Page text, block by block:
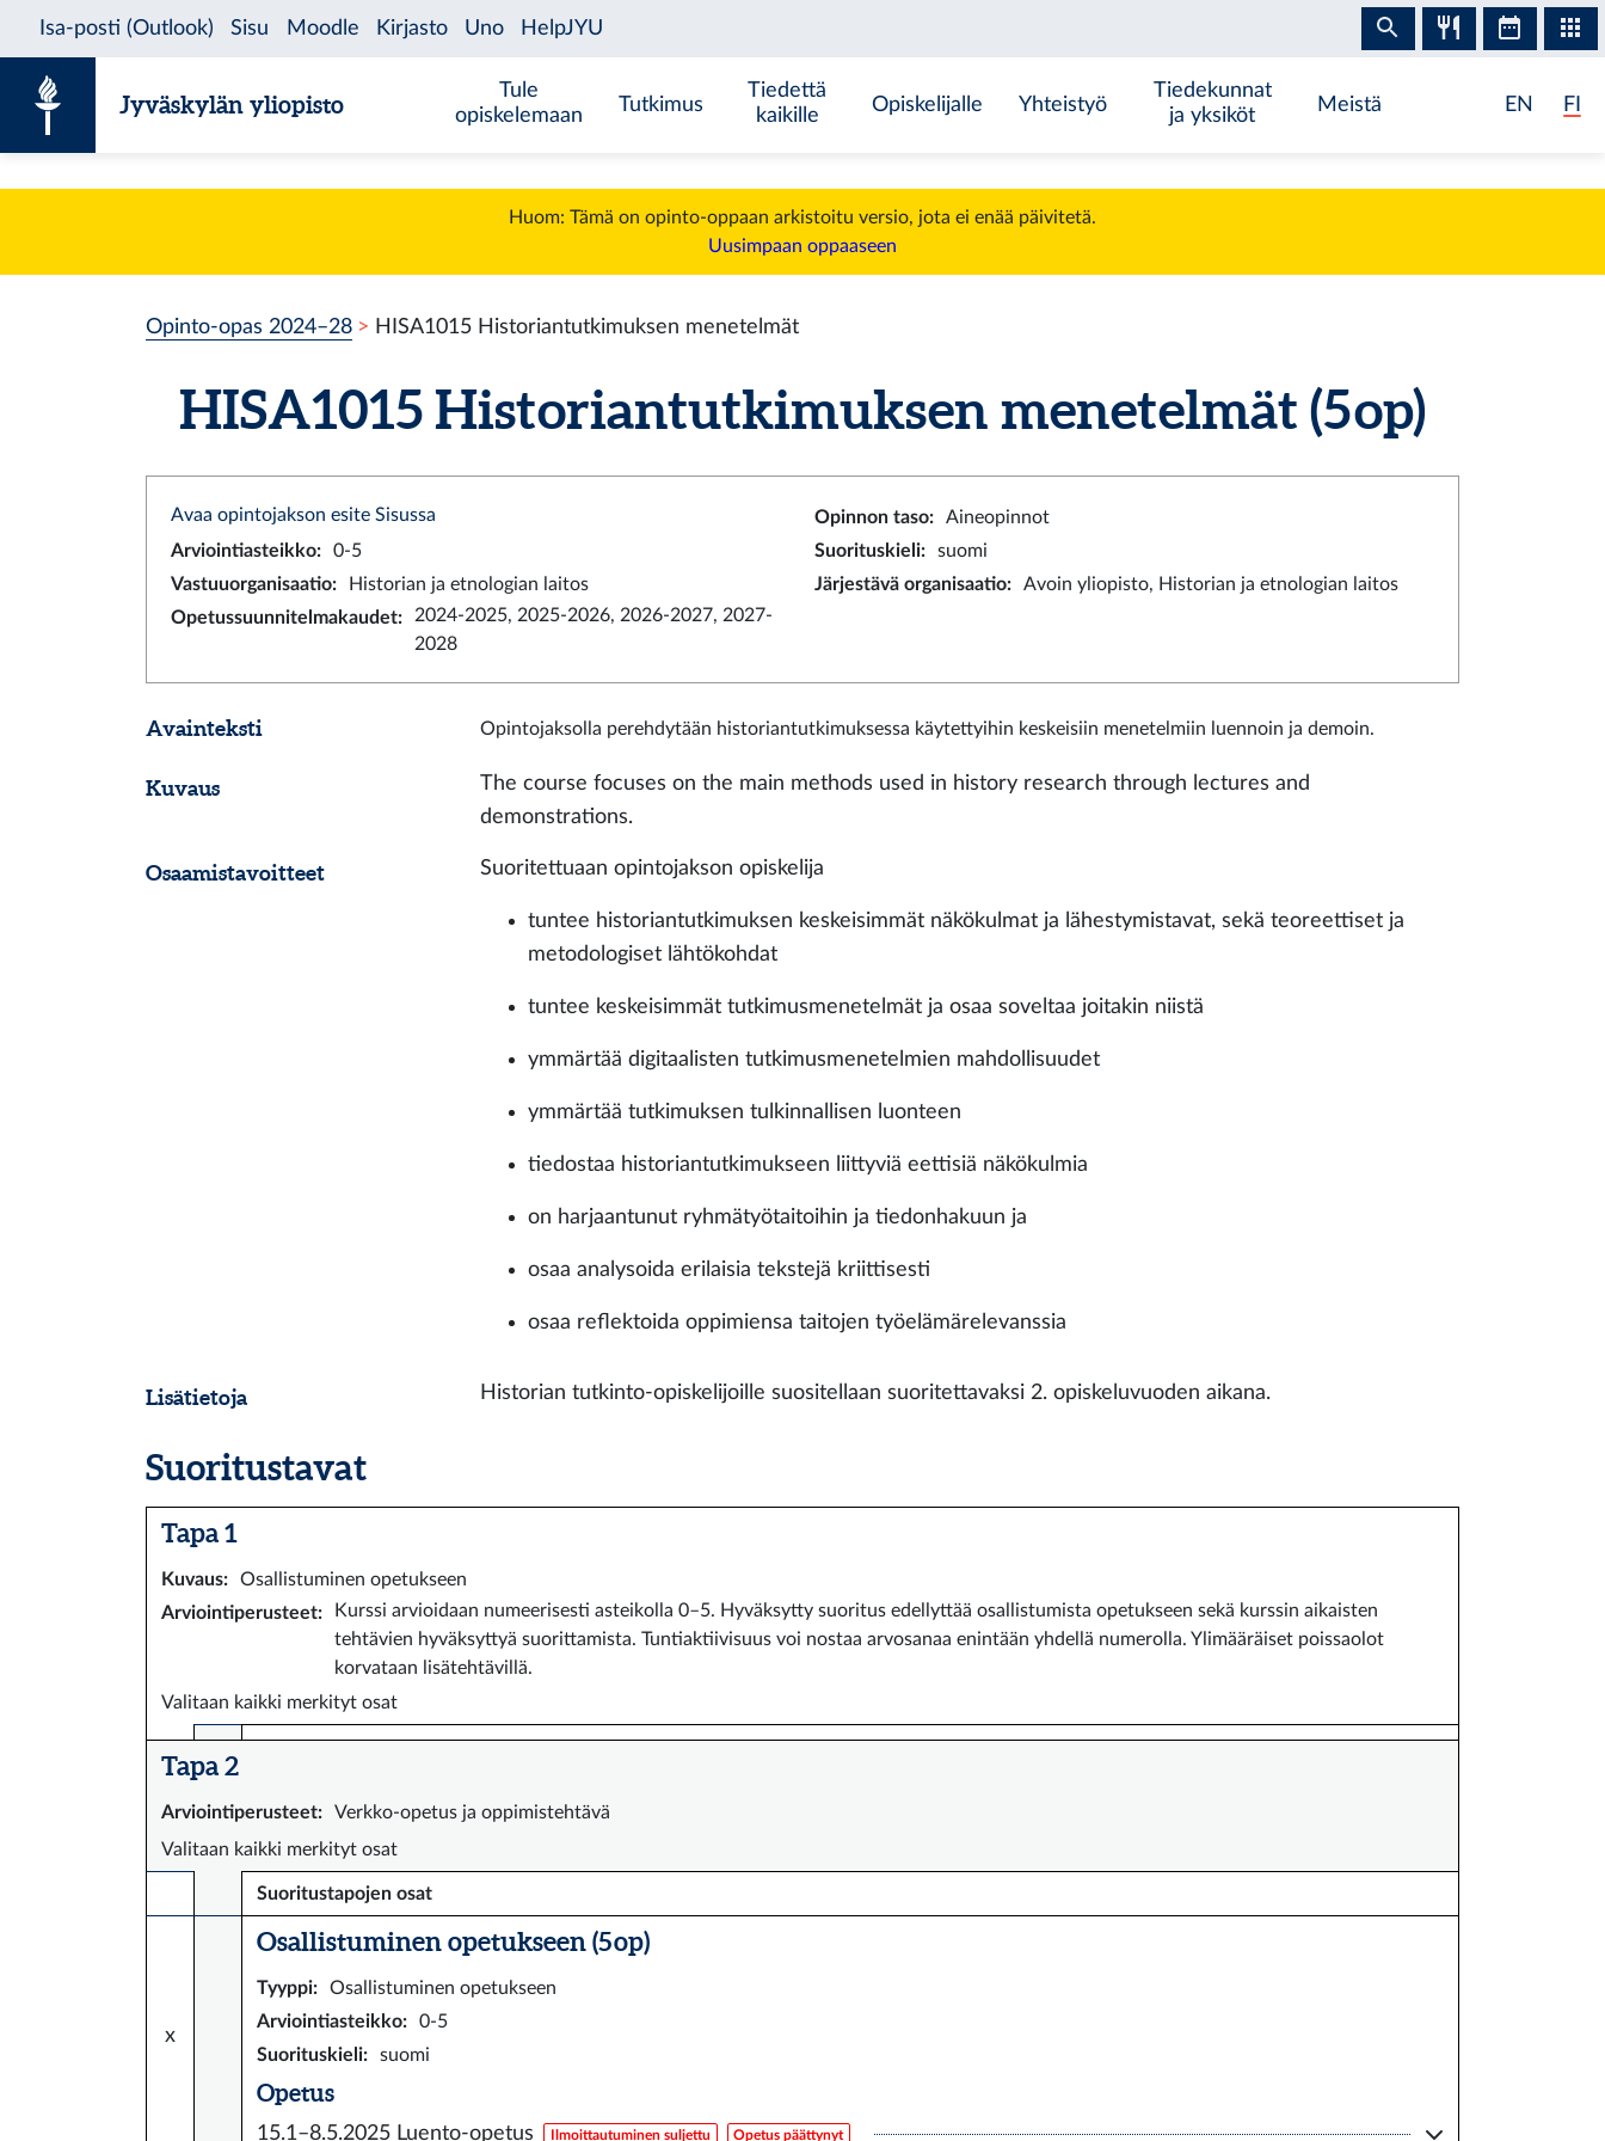
Jyväskylän yliopisto
Tule
opiskelemaan
Tutkimus
Tiedettä
kaikille
Opiskelijalle Yhteistyö
Tiedekunnat
ja yksiköt
Meistä EN FI
Huom: Tämä on opinto-oppaan arkistoitu versio, jota ei enää päivitetä.
Uusimpaan oppaaseen
Opinto-opas 2024–28 HISA1015 Historiantutkimuksen menetelmät
HISA1015 Historiantutkimuksen menetelmät (5 op)
Avaa opintojakson esite Sisussa Opinnon taso:
Aineopinnot
Arviointiasteikko: 0-5 Suorituskieli:
suomi
Vastuuorganisaatio: Historian ja etnologian laitos Järjestävä organisaatio:
Avoin yliopisto, Historian ja etnologian laitos
Opetussuunnitelmakaudet:
2024-2025, 2025-2026, 2026-2027, 2027-
2028
Avainteksti Opintojaksolla perehdytään historiantutkimuksessa käytettyihin keskeisiin menetelmiin luennoin ja demoin.
Kuvaus
The course focuses on the main methods used in history research through lectures and
demonstrations.
Osaamistavoitteet Suoritettuaan opintojakson opiskelija
tuntee historiantutkimuksen keskeisimmät näkökulmat ja lähestymistavat, sekä teoreettiset ja
metodologiset lähtökohdat
tuntee keskeisimmät tutkimusmenetelmät ja osaa soveltaa joitakin niistä
ymmärtää digitaalisten tutkimusmenetelmien mahdollisuudet
ymmärtää tutkimuksen tulkinnallisen luonteen
tiedostaa historiantutkimukseen liittyviä eettisiä näkökulmia
on harjaantunut ryhmätyötaitoihin ja tiedonhakuun ja
osaa analysoida erilaisia tekstejä kriittisesti
osaa reflektoida oppimiensa taitojen työelämärelevanssia
Lisätietoja Historian tutkinto-opiskelijoille suositellaan suoritettavaksi 2. opiskeluvuoden aikana.
Suoritustavat
Tapa 1
Kuvaus:
Osallistuminen opetukseen
Arviointiperusteet:
Kurssi arvioidaan numeerisesti asteikolla 0–5. Hyväksytty suoritus edellyttää osallistumista opetukseen sekä kurssin aikaisten
tehtävien hyväksyttyä suorittamista. Tuntiaktiivisuus voi nostaa arvosanaa enintään yhdellä numerolla. Ylimääräiset poissaolot
korvataan lisätehtävillä.
Valitaan kaikki merkityt osat
Tapa 2
Arviointiperusteet:
Verkko-opetus ja oppimistehtävä
Valitaan kaikki merkityt osat
Suoritustapojen osat
x
Osallistuminen opetukseen (5 op)
Tyyppi:
Osallistuminen opetukseen
Arviointiasteikko:
0-5
Suorituskieli: suomi
Opetus
15.1–8.5.2025 Luento-opetus Ilmoittautuminen suljettu Opetus päättynyt